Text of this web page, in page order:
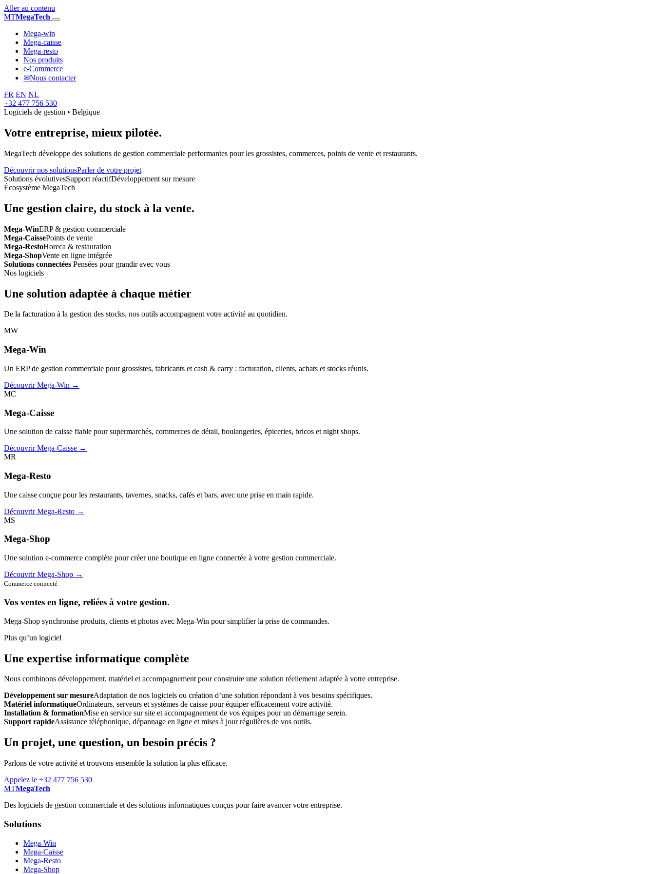
Aller au contenu
MTMegaTech
Mega-win
Mega-caisse
Mega-resto
Nos produits
e-Commerce
✉Nous contacter
FR EN NL
+32 477 756 530
Logiciels de gestion • Belgique
Votre entreprise, mieux pilotée.
MegaTech développe des solutions de gestion commerciale performantes pour les grossistes, commerces, points de vente et restaurants.
Découvrir nos solutionsParler de votre projet
Solutions évolutivesSupport réactifDéveloppement sur mesure
Écosystème MegaTech
Une gestion claire, du stock à la vente.
Mega-WinERP & gestion commerciale
Mega-CaissePoints de vente
Mega-RestoHoreca & restauration
Mega-ShopVente en ligne intégrée
Solutions connectées Pensées pour grandir avec vous
Nos logiciels
Une solution adaptée à chaque métier
De la facturation à la gestion des stocks, nos outils accompagnent votre activité au quotidien.
MW
Mega-Win
Un ERP de gestion commerciale pour grossistes, fabricants et cash & carry : facturation, clients, achats et stocks réunis.
Découvrir Mega-Win →
MC
Mega-Caisse
Une solution de caisse fiable pour supermarchés, commerces de détail, boulangeries, épiceries, bricos et night shops.
Découvrir Mega-Caisse →
MR
Mega-Resto
Une caisse conçue pour les restaurants, tavernes, snacks, cafés et bars, avec une prise en main rapide.
Découvrir Mega-Resto →
MS
Mega-Shop
Une solution e-commerce complète pour créer une boutique en ligne connectée à votre gestion commerciale.
Découvrir Mega-Shop →
Commerce connecté
Vos ventes en ligne, reliées à votre gestion.
Mega-Shop synchronise produits, clients et photos avec Mega-Win pour simplifier la prise de commandes.
Plus qu’un logiciel
Une expertise informatique complète
Nous combinons développement, matériel et accompagnement pour construire une solution réellement adaptée à votre entreprise.
Développement sur mesureAdaptation de nos logiciels ou création d’une solution répondant à vos besoins spécifiques.
Matériel informatiqueOrdinateurs, serveurs et systèmes de caisse pour équiper efficacement votre activité.
Installation & formationMise en service sur site et accompagnement de vos équipes pour un démarrage serein.
Support rapideAssistance téléphonique, dépannage en ligne et mises à jour régulières de vos outils.
Un projet, une question, un besoin précis ?
Parlons de votre activité et trouvons ensemble la solution la plus efficace.
Appelez le +32 477 756 530
MTMegaTech
Des logiciels de gestion commerciale et des solutions informatiques conçus pour faire avancer votre entreprise.
Solutions
Mega-Win
Mega-Caisse
Mega-Resto
Mega-Shop